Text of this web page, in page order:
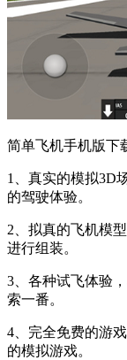
简单飞机手机版下
1、真实的模拟3D
的驾驶体验。
2、拟真的飞机模
进行组装。
3、各种试飞体验
索一番。
4、完全免费的游
的模拟游戏。